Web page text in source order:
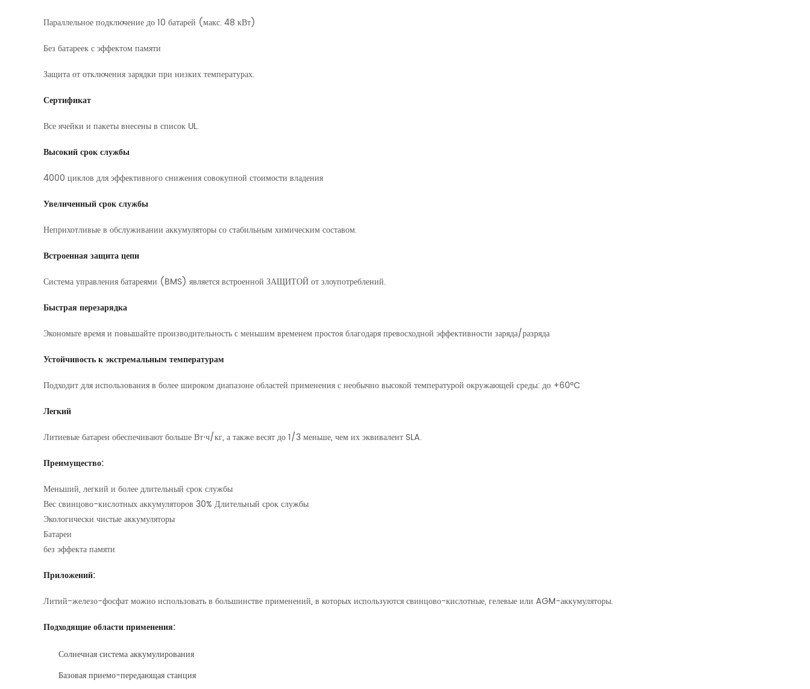
Параллельное подключение до 10 батарей (макс. 48 кВт)
Без батареек с эффектом памяти
Защита от отключения зарядки при низких температурах.
Сертификат
Все ячейки и пакеты внесены в список UL.
Высокий срок службы
4000 циклов для эффективного снижения совокупной стоимости владения
Увеличенный срок службы
Неприхотливые в обслуживании аккумуляторы со стабильным химическим составом.
Встроенная защита цепи
Система управления батареями (BMS) является встроенной ЗАЩИТОЙ от злоупотреблений.
Быстрая перезарядка
Экономьте время и повышайте производительность с меньшим временем простоя благодаря превосходной эффективности заряда/разряда
Устойчивость к экстремальным температурам
Подходит для использования в более широком диапазоне областей применения с необычно высокой температурой окружающей среды: до +60°C
Легкий
Литиевые батареи обеспечивают больше Вт⋅ч/кг, а также весят до 1/3 меньше, чем их эквивалент SLA.
Преимущество:
Меньший, легкий и более длительный срок службы
Вес свинцово-кислотных аккумуляторов 30% Длительный срок службы
Экологически чистые аккумуляторы
Батареи
без эффекта памяти
Приложений:
Литий-железо-фосфат можно использовать в большинстве применений, в которых используются свинцово-кислотные, гелевые или AGM-аккумуляторы.
Подходящие области применения:
Солнечная система аккумулирования
Базовая приемо-передающая станция